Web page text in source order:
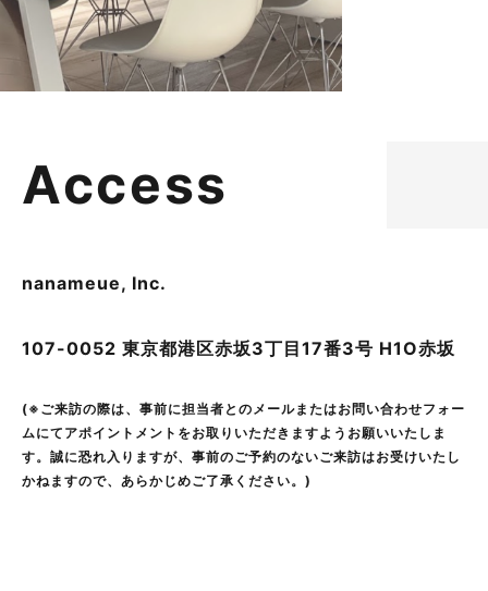
Access
nanameue, Inc.
107-0052 東京都港区赤坂3丁目17番3号 H1O赤坂
(※ご来訪の際は、事前に担当者とのメールまたはお問い合わせフォー
ムにてアポイントメントをお取りいただきますようお願いいたしま
す。誠に恐れ入りますが、事前のご予約のないご来訪はお受けいたし
かねますので、あらかじめご了承ください。)